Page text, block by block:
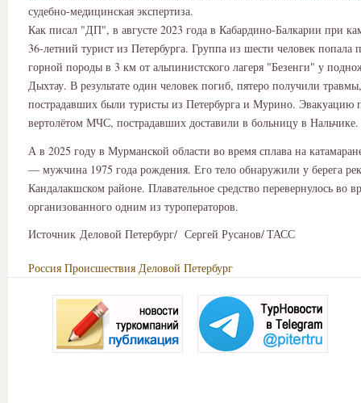
судебно-медицинская экспертиза.
Как писал "ДП", в августе 2023 года в Кабардино-Балкарии при
36-летний турист из Петербурга. Группа из шести человек попала
горной породы в 3 км от альпинистского лагеря "Безенги" у
Дыхтау. В результате один человек погиб, пятеро получили
пострадавших были туристы из Петербурга и Мурино. Эвакуацию
вертолётом МЧС, пострадавших доставили в больницу в Нальчике.
А в 2025 году в Мурманской области во время сплава на
— мужчина 1975 года рождения. Его тело обнаружили у берега
Кандалакшском районе. Плавательное средство перевернулось во
организованного одним из туроператоров.
Источник Деловой Петербург/ Сергей Русанов/ ТАСС
Россия Происшествия Деловой Петербург